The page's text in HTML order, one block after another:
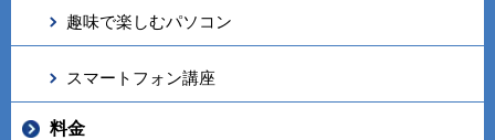
趣味で楽しむパソコン
スマートフォン講座
料金